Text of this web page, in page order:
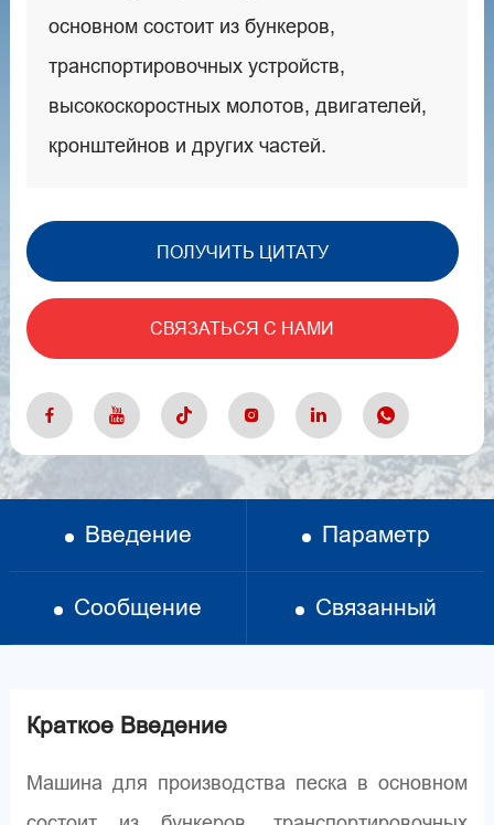
основном состоит из бункеров,
транспортировочных устройств,
высокоскоростных молотов, двигателей,
кронштейнов и других частей.
ПОЛУЧИТЬ ЦИТАТУ
СВЯЗАТЬСЯ С НАМИ
Введение Параметр
Сообщение Связанный
Краткое Введение
Машина для производства песка в основном